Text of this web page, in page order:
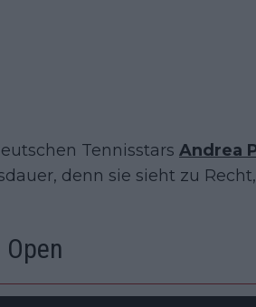
Tennisstars Andrea
denn sie sieht zu